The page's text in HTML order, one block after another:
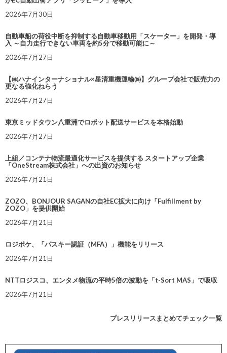
2026年7月30日
自動車船の荷役中断を抑制する自動車移動用「スケーター」を開発・導
入 ～自力走行できない車両を約5分で移動可能に～
2026年7月27日
【㈱ハナインターナショナル×星清重機運輸㈱】グループ会社で販売力の
更なる強化ねらう
2026年7月27日
東京ミッドタウン八重洲でロボット配送サービスを本格始動
2026年7月27日
上組／コンテナ物流最適化サービスを提供する スタートアップ企業
「OneStream株式会社」への出資のお知らせ
2026年7月21日
ZOZO、BONJOUR SAGANの自社EC拡大に向け「Fulfillment by
ZOZO」を提供開始
2026年7月21日
ロジポケ、「パスキー認証（MFA）」機能をリリース
2026年7月21日
NTTロジスコ、エンタメ物流の平時5倍の波動を「t-Sort MAS」で吸収
2026年7月21日
プレスリリースまとめてチェック一覧